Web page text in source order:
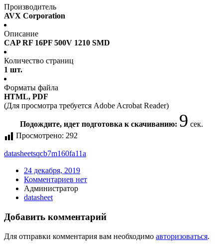
Производитель
AVX Corporation
Описание
CAP RF 16PF 500V 1210 SMD
Количество страниц
1 шт.
Форматы файла
HTML, PDF
(Для просмотра требуется Adobe Acrobat Reader)
Подождите, идет подготовка к скачиванию: 8 сек.
Просмотрено: 292
datasheetsqcb7m160fa11a
24 декабря, 2019
Комментариев нет
Администратор
datasheet
Добавить комментарий
Для отправки комментария вам необходимо авторизоваться.